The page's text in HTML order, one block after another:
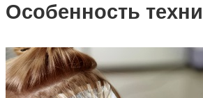
Особенность